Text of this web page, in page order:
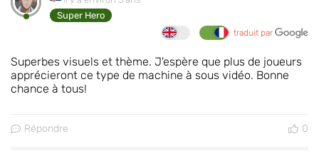
Super Hero
traduit par
Superbes visuels et thème. J'espère que plus de joueurs
apprécieront ce type de machine à sous vidéo. Bonne
chance à tous!
Répondre 0